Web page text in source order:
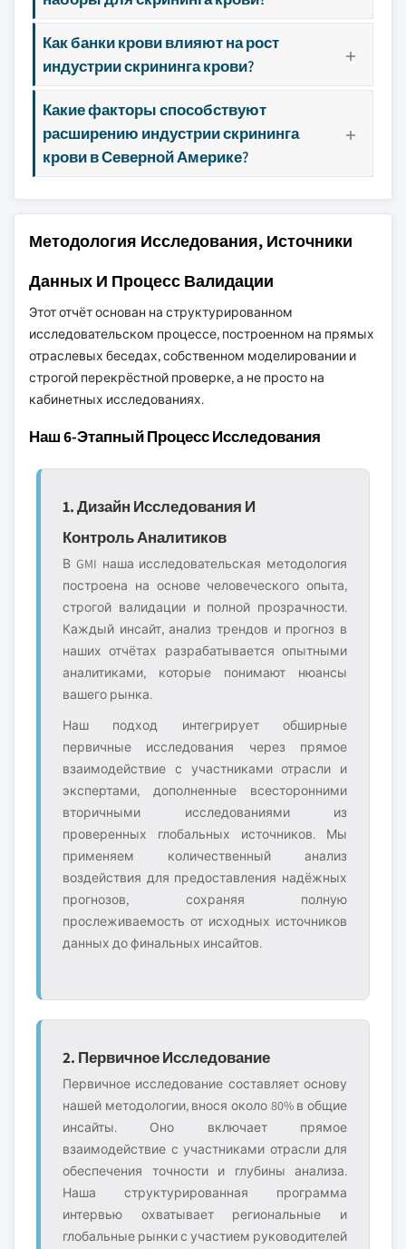
Как банки крови влияют на рост
индустрии скрининга крови?
Какие факторы способствуют
расширению индустрии скрининга
крови в Северной Америке?
Методология Исследования, Источники
Данных И Процесс Валидации
Этот отчёт основан на структурированном
исследовательском процессе, построенном на прямых
отраслевых беседах, собственном моделировании и
строгой перекрёстной проверке, а не просто на
кабинетных исследованиях.
Наш 6-Этапный Процесс Исследования
1. Дизайн Исследования И
Контроль Аналитиков
В GMI наша исследовательская методология
построена на основе человеческого опыта,
строгой валидации и полной прозрачности.
Каждый инсайт, анализ трендов и прогноз в
наших отчётах разрабатывается опытными
аналитиками, которые понимают нюансы
вашего рынка.
Наш подход интегрирует обширные
первичные исследования через прямое
взаимодействие с участниками отрасли и
экспертами, дополненные всесторонними
вторичными исследованиями из
проверенных глобальных источников. Мы
применяем количественный анализ
воздействия для предоставления надёжных
прогнозов, сохраняя полную
прослеживаемость от исходных источников
данных до финальных инсайтов.
2. Первичное Исследование
Первичное исследование составляет основу
нашей методологии, внося около 80% в общие
инсайты. Оно включает прямое
взаимодействие с участниками отрасли для
обеспечения точности и глубины анализа.
Наша структурированная программа
интервью охватывает региональные и
глобальные рынки с участием руководителей